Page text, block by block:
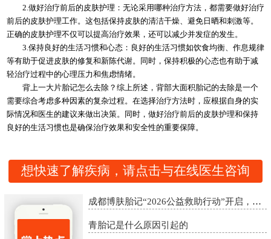
2.做好治疗前后的皮肤护理：无论采用哪种治疗方法，都需要做好治疗
前后的皮肤护理工作。这包括保持皮肤的清洁干燥、避免日晒和刺激等。
正确的皮肤护理不仅可以提高治疗效果，还可以减少并发症的发生。
3.保持良好的生活习惯和心态：良好的生活习惯如饮食均衡、作息规律
等有助于促进皮肤的修复和新陈代谢。同时，保持积极的心态也有助于减
轻治疗过程中的心理压力和焦虑情绪。
背上一大片胎记怎么去除？综上所述，背部大面积胎记的去除是一个
需要综合考虑多种因素的复杂过程。在选择治疗方法时，应根据自身的实
际情况和医生的建议来做出决策。同时，做好治疗前后的皮肤护理和保持
良好的生活习惯也是确保治疗效果和安全性的重要保障。
想快速了解疾病，请点击与在线医生咨询
成都博肤胎记“2026公益救助行动”开启，精准诊疗助胎记患者重启自信
青胎记是什么原因引起的